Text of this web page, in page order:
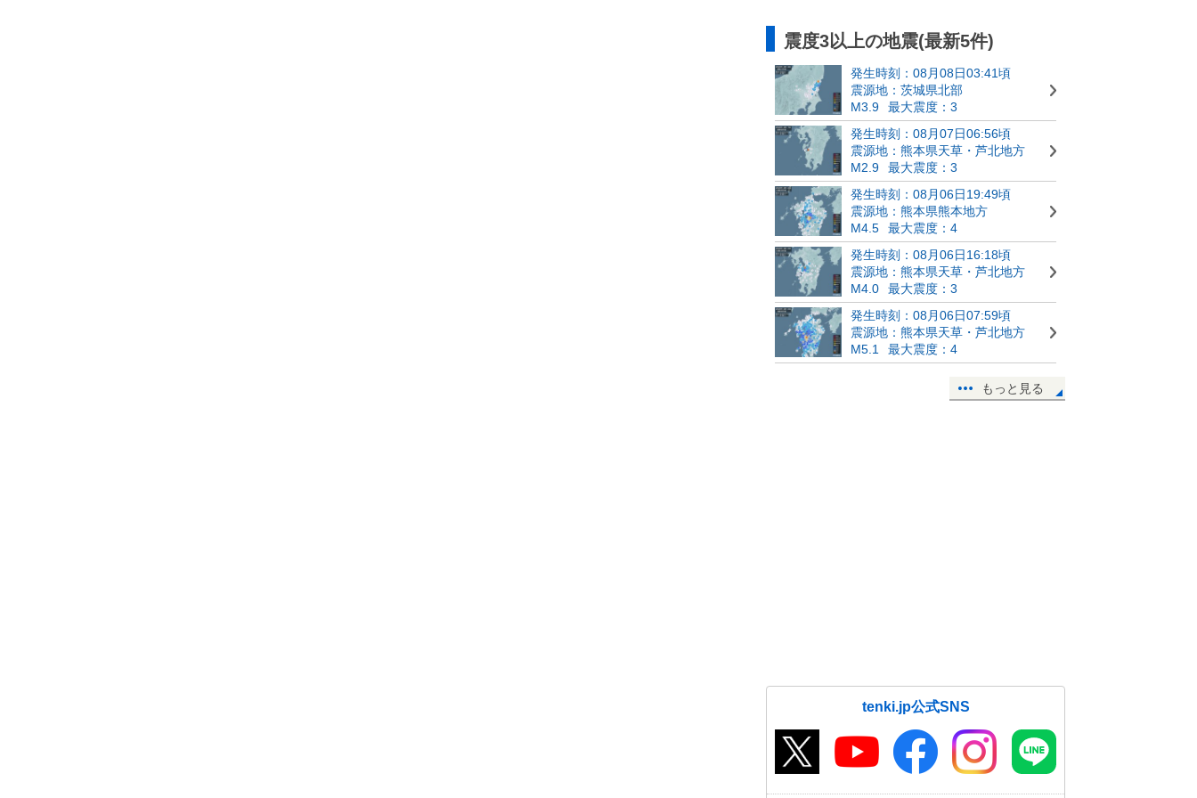
震度3以上の地震(最新5件)
発生時刻：08月08日03:41頃
震源地：茨城県北部
M3.9
最大震度：3
発生時刻：08月07日06:56頃
震源地：熊本県天草・芦北地方
M2.9
最大震度：3
発生時刻：08月06日19:49頃
震源地：熊本県熊本地方
M4.5
最大震度：4
発生時刻：08月06日16:18頃
震源地：熊本県天草・芦北地方
M4.0
最大震度：3
発生時刻：08月06日07:59頃
震源地：熊本県天草・芦北地方
M5.1
最大震度：4
もっと見る
tenki.jp公式SNS